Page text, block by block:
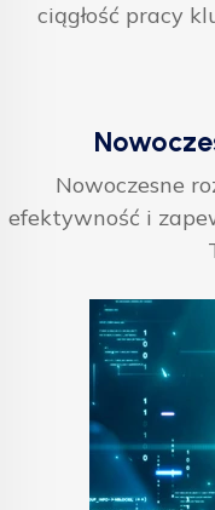
ciągłość pracy
Nowoczesne
efektywność i